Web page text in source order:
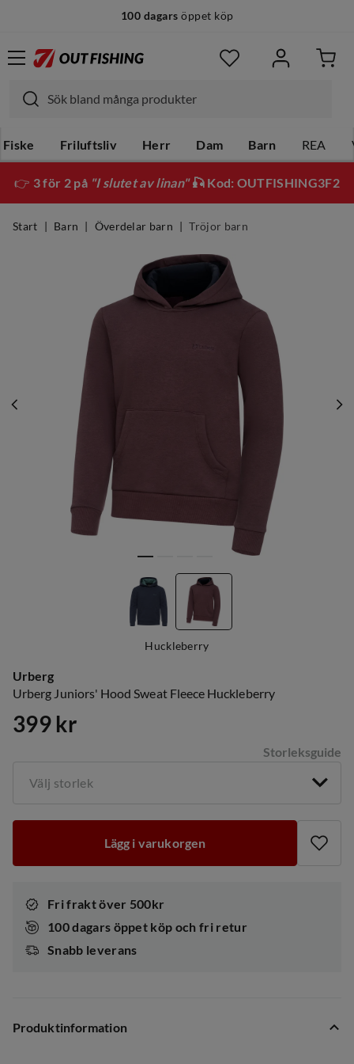
100 dagars öppet köp
Fiske Friluftsliv Herr Dam Barn REA
👉 3 för 2 på "I slutet av linan"🎣 Kod: OUTFISHING3F2
Start Barn Överdelar barn Tröjor barn
Huckleberry
Urberg
Urberg Juniors' Hood Sweat Fleece Huckleberry
price
399 kr
Storleksguide
Välj storlek
Lägg i varukorgen
Fri frakt över 500kr
100 dagars öppet köp och fri retur
Snabb leverans
Produktinformation